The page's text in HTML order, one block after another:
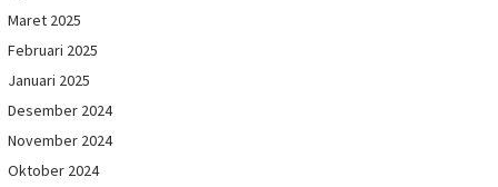
Maret 2025
Februari 2025
Januari 2025
Desember 2024
November 2024
Oktober 2024